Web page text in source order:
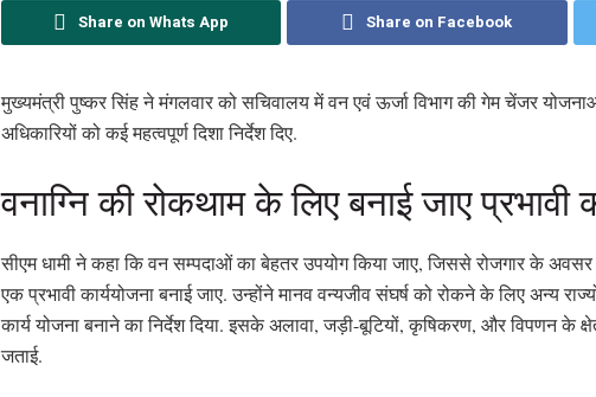
Share on Whats App Share on Facebook
मुख्यमंत्री पुष्कर सिंह ने मंगलवार को सचिवालय में वन एवं ऊर्जा विभाग की गेम चेंजर
अधिकारियों को कई महत्वपूर्ण दिशा निर्देश दिए.
वनाग्नि की रोकथाम के लिए बनाई जाए प्रभावी
सीएम धामी ने कहा कि वन सम्पदाओं का बेहतर उपयोग किया जाए, जिससे रोजगार के
एक प्रभावी कार्ययोजना बनाई जाए. उन्होंने मानव वन्यजीव संघर्ष को रोकने के लिए अन्य
कार्य योजना बनाने का निर्देश दिया. इसके अलावा, जड़ी-बूटियों, कृषिकरण, और विपणन
जताई.